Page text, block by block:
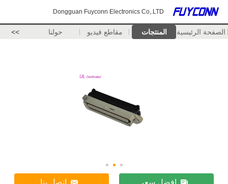
Dongguan Fuyconn Electronics Co,.LTD
الصفحة الرئيسية المنتجات مقاطع فيديو حولنا >>